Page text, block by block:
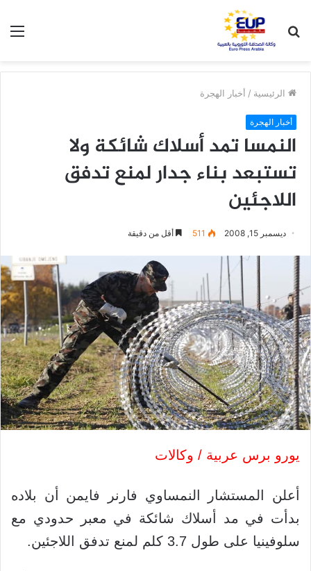
عن
الرئيسية / أخبار الهجرة
أخبار الهجرة
النمسا تمد أسلاك شائكة ولا
تستبعد بناء جدار لمنع تدفق
اللاجئين
ديسمبر 15, 2008 511 أقل من دقيقة
يورو برس عربية / وكالات
أعلن المستشار النمساوي فارنر فايمن أن بلاده
بدأت في مد أسلاك شائكة في معبر حدودي مع
سلوفينيا على طول 3.7 كلم لمنع تدفق اللاجئين.